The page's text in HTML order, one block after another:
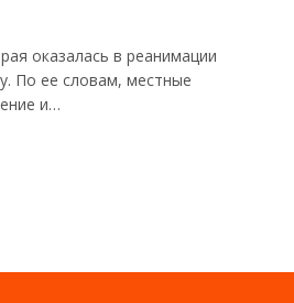
оказалась в реанимации
По ее словам, местные
и…